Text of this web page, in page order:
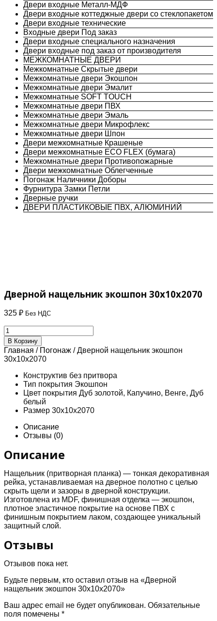
Двери входные Металл-МДФ
Двери входные коттеджные двери со стеклопакетом
Двери входные технические
Входные двери Под заказ
Двери входные специального назначения
Двери входные под заказ от производителя
МЕЖКОМНАТНЫЕ ДВЕРИ
Межкомнатные Скрытые двери
Межкомнатные двери Экошпон
Межкомнатные двери Эмалит
Межкомнатные SOFT TOUCH
Межкомнатные двери ПВХ
Межкомнатные двери Эмаль
Межкомнатные двери Микрофлекс
Межкомнатные двери Шпон
Двери межкомнатные Крашеные
Двери межкомнатные ECO FLEX (бумага)
Межкомнатные двери Противопожарные
Двери межкомнатные Облегченные
Погонаж Наличники Доборы
Фурнитура Замки Петли
Дверные ручки
ДВЕРИ ПЛАСТИКОВЫЕ ПВХ, АЛЮМИНИЙ
Дверной нащельник экошпон 30х10х2070
325 ₽ Без НДС
Количество
товара
Дверной
нащельник
экошпон
30х10х2070
В Корзину
Главная / Погонаж / Дверной нащельник экошпон
30х10х2070
Конструктив без притвора
Тип покрытия Экошпон
Цвет покрытия Дуб золотой, Капучино, Венге, Дуб
белый
Размер 30х10х2070
Описание
Отзывы (0)
Описание
Нащельник (притворная планка) — тонкая декоративная
рейка, устанавливаемая на дверное полотно с целью
скрыть щели и зазоры в дверной конструкции.
Изготовлена из MDF, финишная отделка — экошпон,
плотное эластичное покрытие на основе ПВХ с
финишным покрытием лаком, создающее уникальный
защитный слой.
Отзывы
Отзывов пока нет.
Будьте первым, кто оставил отзыв на «Дверной
нащельник экошпон 30х10х2070»
Ваш адрес email не будет опубликован. Обязательные
поля помечены *